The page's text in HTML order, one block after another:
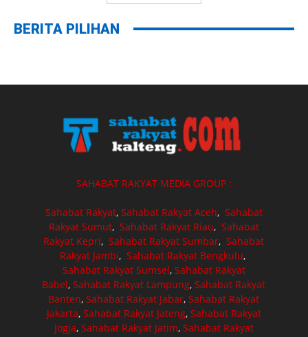
BERITA PILIHAN
SAHABAT RAKYAT MEDIA GROUP :
Sahabat Rakyat, Sahabat Rakyat Aceh, Sahabat
Rakyat Sumut, Sahabat Rakyat Riau, Sahabat
Rakyat Kepri,Sahabat Rakyat Sumbar,Sahabat
Rakyat Jambi, Sahabat Rakyat Bengkulu,
Sahabat Rakyat Sumsel, Sahabat Rakyat
Babel,Sahabat Rakyat Lampung,Sahabat Rakyat
Banten,Sahabat Rakyat Jabar,Sahabat Rakyat
Jakarta, Sahabat Rakyat Jateng, Sahabat Rakyat
Jogja, Sahabat Rakyat Jatim, Sahabat Rakyat